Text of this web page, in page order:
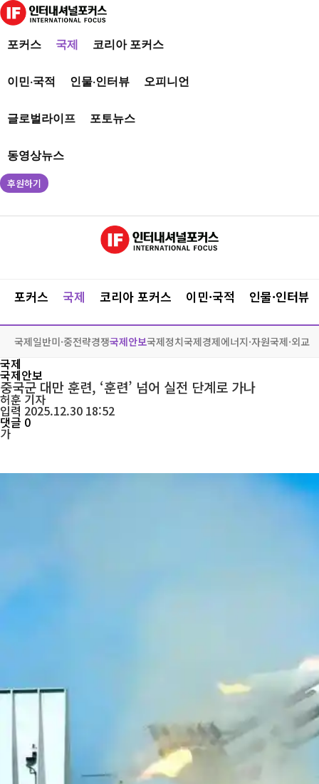
포커스 국제 코리아 포커스
이민·국적 인물·인터뷰 오피니언
글로벌라이프 포토뉴스
동영상뉴스
후원하기
포커스 국제 코리아 포커스 이민·국적 인물·인터뷰
국제일반미·중전략경쟁국제안보국제정치국제경제에너지·자원국제·외교
국제
국제안보
중국군 대만 훈련, ‘훈련’ 넘어 실전 단계로 가나
허훈기자
입력 2025.12.30 18:52
댓글 0
가